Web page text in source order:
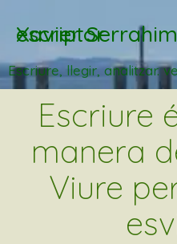
Xavier Serrahima: escriptor
Escriure, llegir, analitzar.
Escriure
manera
Viure